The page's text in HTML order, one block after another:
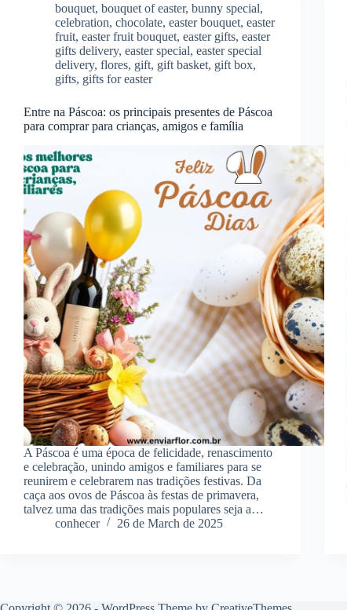
bouquet, bouquet of easter, bunny special,
celebration, chocolate, easter bouquet, easter
fruit, easter fruit bouquet, easter gifts, easter
gifts delivery, easter special, easter special
delivery, flores, gift, gift basket, gift box,
gifts, gifts for easter
Entre na Páscoa: os principais presentes de Páscoa
para comprar para crianças, amigos e família
A Páscoa é uma época de felicidade, renascimento
e celebração, unindo amigos e familiares para se
reunirem e celebrarem nas tradições festivas. Da
caça aos ovos de Páscoa às festas de primavera,
talvez uma das tradições mais populares seja a…
conhecer
26 de March de 2025